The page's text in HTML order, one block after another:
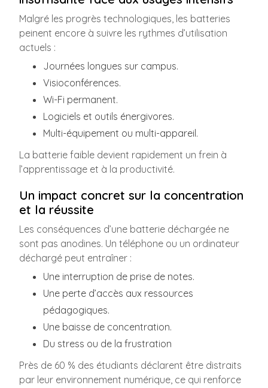
Malgré les progrès technologiques, les batteries
peinent encore à suivre les rythmes d’utilisation
actuels :
Journées longues sur campus.
Visioconférences.
Wi-Fi permanent.
Logiciels et outils énergivores.
Multi-équipement ou multi-appareil.
La batterie faible devient rapidement un frein à
l’apprentissage et à la productivité.
Un impact concret sur la concentration
et la réussite
Les conséquences d’une batterie déchargée ne
sont pas anodines. Un téléphone ou un ordinateur
déchargé peut entraîner :
Une interruption de prise de notes.
Une perte d’accès aux ressources
pédagogiques.
Une baisse de concentration.
Du stress ou de la frustration
Près de 60 % des étudiants déclarent être distraits
par leur environnement numérique, ce qui renforce